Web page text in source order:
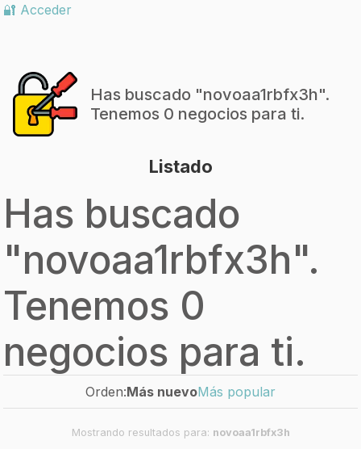
🔐 Acceder
Has buscado "novoaa1rbfx3h".
Tenemos 0 negocios para ti.
Listado
Has buscado
"novoaa1rbfx3h".
Tenemos 0
negocios para ti.
Orden:Más nuevoMás popular
Mostrando resultados para: novoaa1rbfx3h